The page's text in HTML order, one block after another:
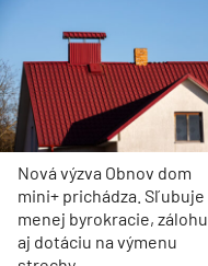
Nová výzva Obnov dom
mini+ prichádza. Sľubuje
menej byrokracie, zálohu
aj dotáciu na výmenu